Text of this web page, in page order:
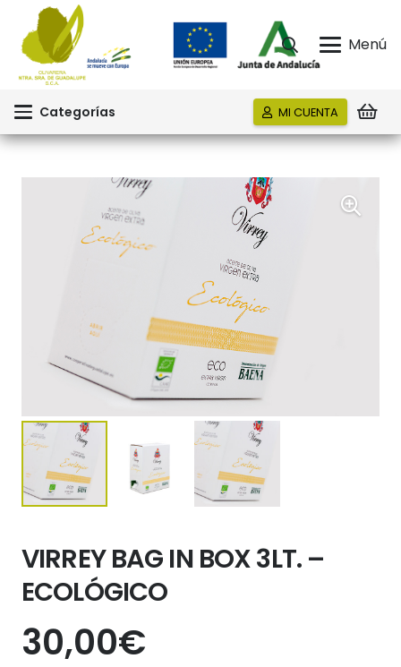
Menú
Categorías MI CUENTA
VIRREY BAG IN BOX 3LT. –
ECOLÓGICO
30,00€